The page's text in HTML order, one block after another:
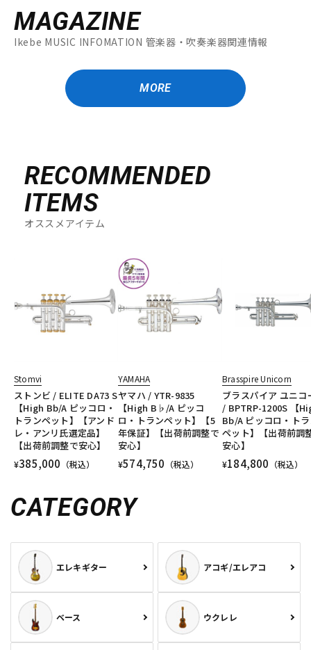
MAGAZINE
Ikebe MUSIC INFOMATION 管楽器・吹奏楽器関連情報
MORE
RECOMMENDED
ITEMS
オススメアイテム
Stomvi
ストンビ / ELITE DA73 S
【High Bb/A ピッコロ・
トランペット】【アンド
レ・アンリ氏選定品】
【出荷前調整で安心】
¥385,000 （税込）
YAMAHA
ヤマハ / YTR-9835
【High B♭/A ピッコ
ロ・トランペット】【5
年保証】【出荷前調整で
安心】
¥574,750 （税込）
Brasspire Unicorn
ブラスパイア ユニコ
/ BPTRP-1200S 【
Bb/A ピッコロ・ト
ペット】【出荷前調
安心】
¥184,800 （税込）
CATEGORY
エレキギター アコギ/エレアコ
ベース ウクレレ